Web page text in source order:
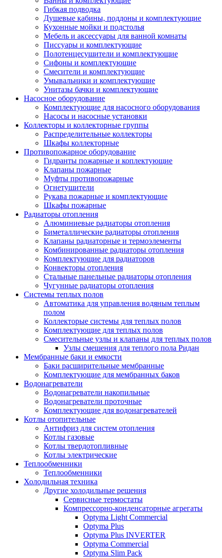
Гибкая подводка
Душевые кабины, поддоны и комплектующие
Кухонные мойки и подстолья
Мебель и аксессуары для ванной комнаты
Писсуары и комплектующие
Полотенцесушители и комплектующие
Сифоны и комплектующие
Смесители и комплектующие
Умывальники и комплектующие
Унитазы бачки и комплектующие
Насосное оборудование
Комплектующие для насосного оборудования
Насосы и насосные установки
Коллекторы и коллекторные группы
Распределительные коллекторы
Шкафы коллекторные
Противопожарное оборудование
Гидранты пожарные и коплектующие
Клапаны пожарные
Муфты противопожарные
Огнетушители
Рукава пожарные и комплектующие
Шкафы пожарные
Радиаторы отопления
Алюминиевые радиаторы отопления
Биметаллические радиаторы отопления
Клапаны радиаторные и термоэлементы
Комбинированные радиаторы отопления
Комплектующие для радиаторов
Конвекторы отопления
Стальные панельные радиаторы отопления
Чугунные радиаторы отопления
Системы теплых полов
Автоматика для управления водяным теплым
полом
Коллекторые системы для теплых полов
Комплектующие для теплых полов
Смесительные узлы и клапаны для теплых полов
Узлы смешения для теплого пола Ридан
Мембранные баки и емкости
Баки расширительные мембранные
Комплектующие для мембранных баков
Водонагреватели
Водонагреватели накопильные
Водонагреватели проточные
Комплектующие для водонагревателей
Котлы отопительные
Антифриз для систем отопления
Котлы газовые
Котлы твердотопливные
Котлы электрические
Теплообменники
Теплообменники
Холодильная техника
Другие холодильные решения
Сервисные термостаты
Компрессорно-конденсаторные агрегаты
Optyma Light Commercial
Optyma Plus
Optyma Plus INVERTER
Optyma Commercial
Optyma Slim Pack